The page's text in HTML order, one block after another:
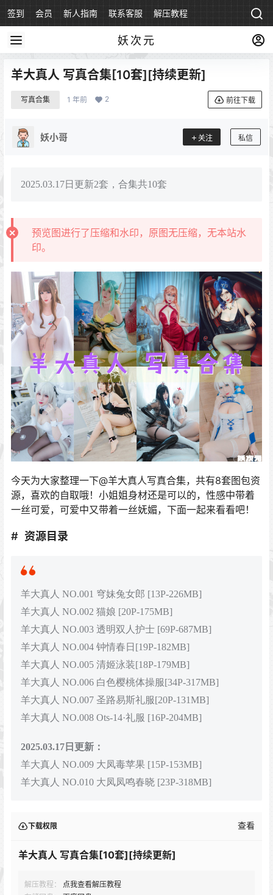
签到 会员 新人指南 联系客服 解压教程
妖次元
羊大真人 写真合集[10套][持续更新]
写真合集 1 年前 2 前往下载
妖小哥 关注 私信
2025.03.17日更新2套，合集共10套
预览图进行了压缩和水印，原图无压缩，无本站水
印。
今天为大家整理一下@羊大真人写真合集，共有8套图包资
源，喜欢的自取哦！小姐姐身材还是可以的，性感中带着
一丝可爱，可爱中又带着一丝妩媚，下面一起来看看吧！
资源目录
羊大真人 NO.001 穹妹兔女郎 [13P-226MB]
羊大真人 NO.002 猫娘 [20P-175MB]
羊大真人 NO.003 透明双人护士 [69P-687MB]
羊大真人 NO.004 钟情春日[19P-182MB]
羊大真人 NO.005 清姬泳装[18P-179MB]
羊大真人 NO.006 白色樱桃体操服[34P-317MB]
羊大真人 NO.007 圣路易斯礼服[20P-131MB]
羊大真人 NO.008 Ots-14·礼服 [16P-204MB]
2025.03.17日更新：
羊大真人 NO.009 大凤毒苹果 [15P-153MB]
羊大真人 NO.010 大凤凤鸣春晓 [23P-318MB]
下载权限 查看
羊大真人 写真合集[10套][持续更新]
解压教程：
点我查看解压教程